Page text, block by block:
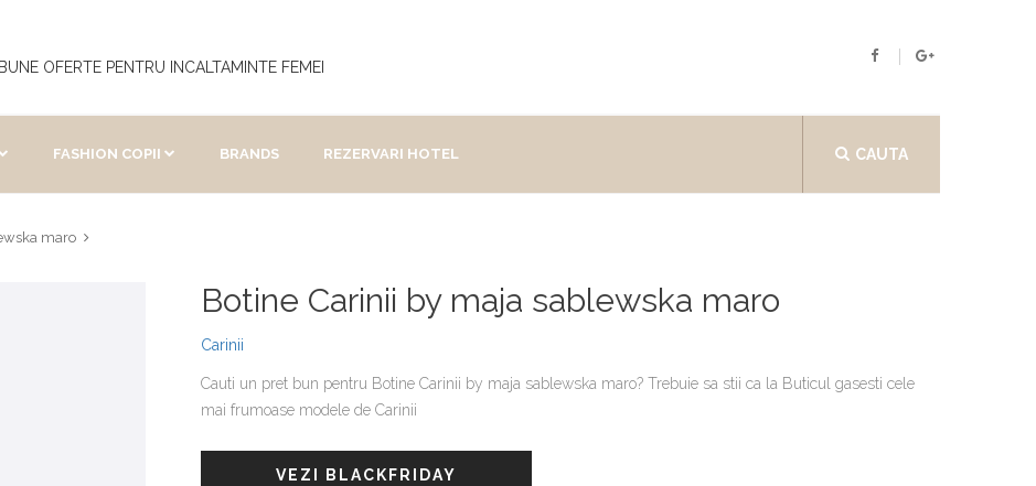
OFERTE PENTRU INCALTAMINTE FEMEI
CAUTA
FASHION COPII BRANDS REZERVARI HOTEL
maro
Botine Carinii by maja sablewska maro
Carinii
Cauti un pret bun pentru Botine Carinii by maja sablewska maro? Trebuie sa stii ca la Buticul gasesti cele
mai frumoase modele de Carinii
VEZI BLACKFRIDAY